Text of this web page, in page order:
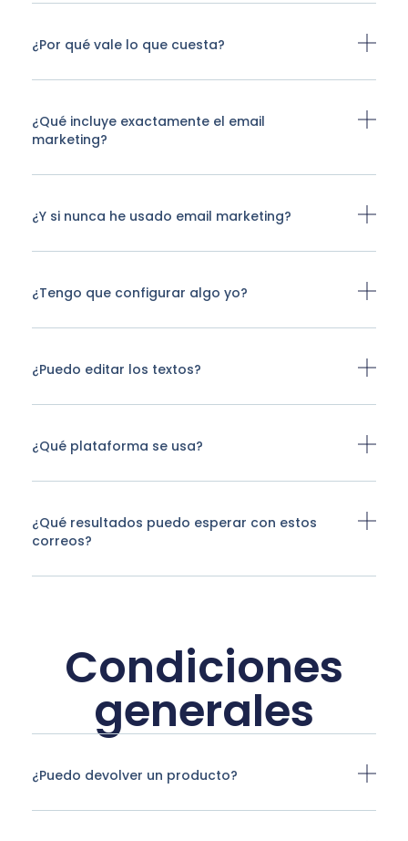
¿Por qué vale lo que cuesta?
¿Qué incluye exactamente el email
marketing?
¿Y si nunca he usado email marketing?
¿Tengo que configurar algo yo?
¿Puedo editar los textos?
¿Qué plataforma se usa?
¿Qué resultados puedo esperar con estos
correos?
Condiciones
generales
¿Puedo devolver un producto?